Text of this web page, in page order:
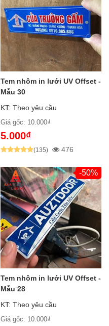
Tem nhôm in lưới UV Offset -
Mẫu 30
KT: Theo yêu cầu
Giá gốc: 10.000₫
5.000₫
(135) 476
-50%
Tem nhôm in lưới UV Offset -
Mẫu 28
KT: Theo yêu cầu
Giá gốc: 10.000₫